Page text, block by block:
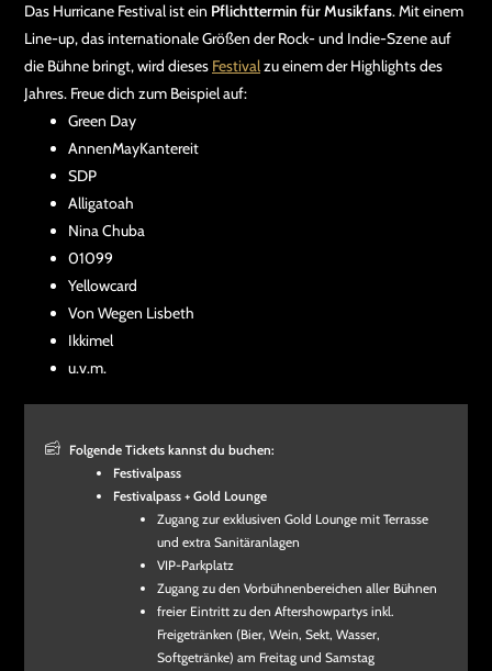
Das Hurricane Festival ist ein Pflichttermin für Musikfans. Mit einem
Line-up, das internationale Größen der Rock- und Indie-Szene auf
die Bühne bringt, wird dieses Festivalzu einem der Highlights des
Jahres. Freue dich zum Beispiel auf:
Green Day
AnnenMayKantereit
SDP
Alligatoah
Nina Chuba
01099
Yellowcard
Von Wegen Lisbeth
Ikkimel
u.v.m.
Folgende Tickets kannst du buchen:
Festivalpass
Festivalpass + Gold Lounge
Zugang zur exklusiven Gold Lounge mit Terrasse
und extra Sanitäranlagen
VIP-Parkplatz
Zugang zu den Vorbühnenbereichen aller Bühnen
freier Eintritt zu den Aftershowpartys inkl.
Freigetränken (Bier, Wein, Sekt, Wasser,
Softgetränke) am Freitag und Samstag